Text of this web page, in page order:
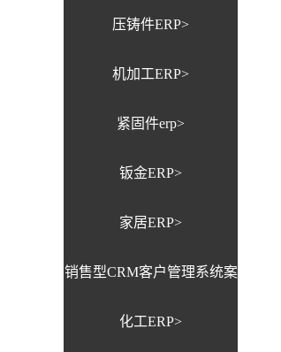
压铸件ERP>
机加工ERP>
紧固件erp>
钣金ERP>
家居ERP>
销售型CRM客户管理系统案
例>
化工ERP>